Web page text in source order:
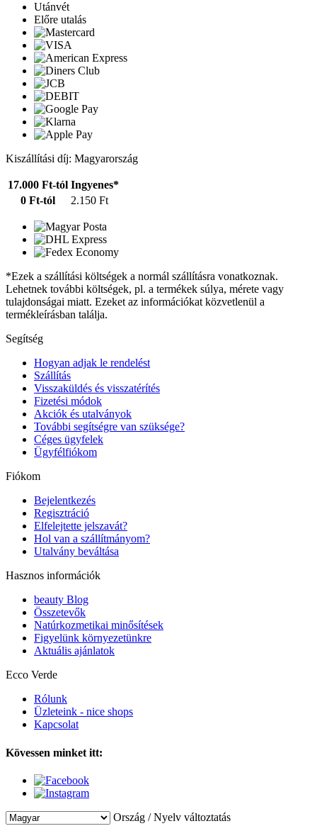
Utánvét
Előre utalás
Kiszállítási díj: Magyarország
17.000 Ft-tól Ingyenes*
0 Ft-tól
2.150 Ft
*Ezek a szállítási költségek a normál szállításra vonatkoznak.
Lehetnek további költségek, pl. a termékek súlya, mérete vagy
tulajdonságai miatt. Ezeket az információkat közvetlenül a
termékleírásban találja.
Segítség
Hogyan adjak le rendelést
Szállítás
Visszaküldés és visszatérítés
Fizetési módok
Akciók és utalványok
További segítségre van szüksége?
Céges ügyfelek
Ügyfélfiókom
Fiókom
Bejelentkezés
Regisztráció
Elfelejtette jelszavát?
Hol van a szállítmányom?
Utalvány beváltása
Hasznos információk
beauty Blog
Összetevők
Natúrkozmetikai minősítések
Figyelünk környezetünkre
Aktuális ajánlatok
Ecco Verde
Rólunk
Üzleteink - nice shops
Kapcsolat
Kövessen minket itt:
Ország / Nyelv változtatás